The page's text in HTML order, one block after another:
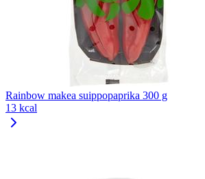
Rainbow makea suippopaprika 300 g
13 kcal